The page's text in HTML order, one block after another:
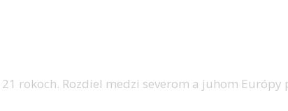
rokoch. Rozdiel medzi severom a juhom Európy